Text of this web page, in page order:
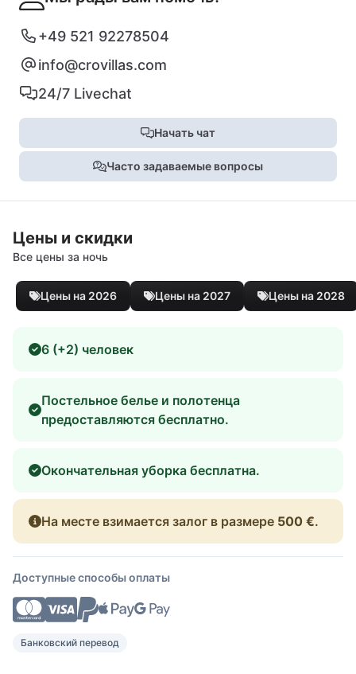
+49 521 92278504
info@crovillas.com
24/7 Livechat
Начать чат
Часто задаваемые вопросы
Цены и скидки
Все цены за ночь
Цены на 2026 Цены на 2027 Цены на 2028
6 (+2) человек
Постельное белье и полотенца
предоставляются бесплатно.
Окончательная уборка бесплатна.
На месте взимается залог в размере 500 €.
Доступные способы оплаты
Банковский перевод